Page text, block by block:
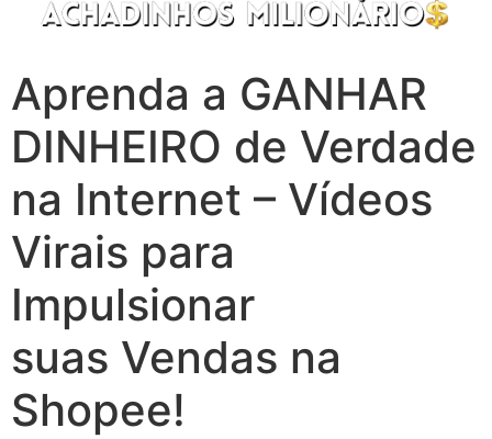
Aprenda a GANHAR
DINHEIRO de Verdade
na Internet – Vídeos
Virais para
Impulsionar
suas Vendas na
Shopee!